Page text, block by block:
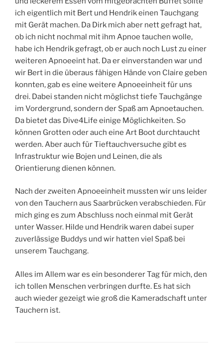
ich eigentlich mit Bert und Hendrik einen Tauchgang
mit Gerät machen. Da Dirk mich aber nett gefragt hat,
ob ich nicht nochmal mit ihm Apnoe tauchen wolle,
habe ich Hendrik gefragt, ob er auch noch Lust zu einer
weiteren Apnoeeint hat. Da er einverstanden war und
wir Bert in die überaus fähigen Hände von Claire geben
konnten, gab es eine weitere Apnoeeinheit für uns
drei. Dabei standen nicht möglichst tiefe Tauchgänge
im Vordergrund, sondern der Spaß am Apnoetauchen.
Da bietet das Dive4Life einige Möglichkeiten. So
können Grotten oder auch eine Art Boot durchtaucht
werden. Aber auch für Tieftauchversuche gibt es
Infrastruktur wie Bojen und Leinen, die als
Orientierung dienen können.
Nach der zweiten Apnoeeinheit mussten wir uns leider
von den Tauchern aus Saarbrücken verabschieden. Für
mich ging es zum Abschluss noch einmal mit Gerät
unter Wasser. Hilde und Hendrik waren dabei super
zuverlässige Buddys und wir hatten viel Spaß bei
unserem Tauchgang.
Alles im Allem war es ein besonderer Tag für mich, den
ich tollen Menschen verbringen durfte. Es hat sich
auch wieder gezeigt wie groß die Kameradschaft unter
Tauchern ist.